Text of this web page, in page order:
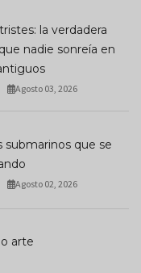
la verdadera
nadie sonreía en
Agosto 03, 2026
submarinos que se
Agosto 02, 2026
arte